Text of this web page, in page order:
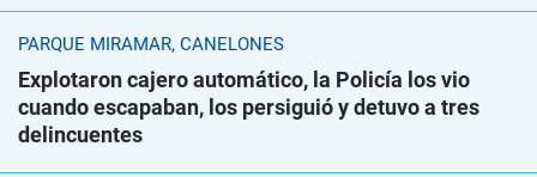
PARQUE MIRAMAR, CANELONES
Explotaron cajero automático, la Policía los vio
cuando escapaban, los persiguió y detuvo a tres
delincuentes